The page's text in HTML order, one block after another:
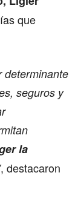
que
determinante
seguros y
la
, destacaron